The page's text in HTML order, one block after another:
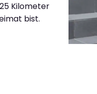
Kilometer
bist.